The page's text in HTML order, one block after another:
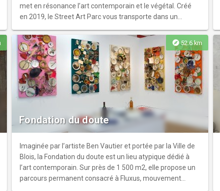
met en résonance l’art contemporain et le végétal. Créé
en 2019, le Street Art Parc vous transporte dans un
s'apprivoisent, des bords de Loire jusqu'au Château. Le
Parc, qui compte désormais une soixantaine d'œuvres, se
visite en journée... mais aussi en soirée avec son parcours
illuminé, à découvrir à l'occasion d’événements festifs en
juillet et août. Sur place : un restaurant, "Le Baladin" et un
espace spa, accessibles à tous ainsi que 20
hébergements. Halte artistique et détente sur l'itinéraire
de La Loire à Vélo. Séjournez au Domaine et profitez du
Parc durant votre séjour ainsi que des illuminations le soir.
explore 52.6 km
Fondation du doute
Imaginée par l’artiste Ben Vautier et portée par la Ville de
Blois, la Fondation du doute est un lieu atypique dédié à
l’art contemporain. Sur près de 1 500 m2, elle propose un
parcours permanent consacré à Fluxus, mouvement